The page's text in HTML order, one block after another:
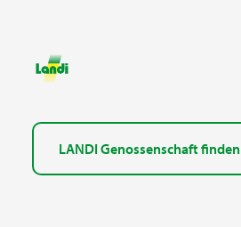
LANDI Genossenschaft finden